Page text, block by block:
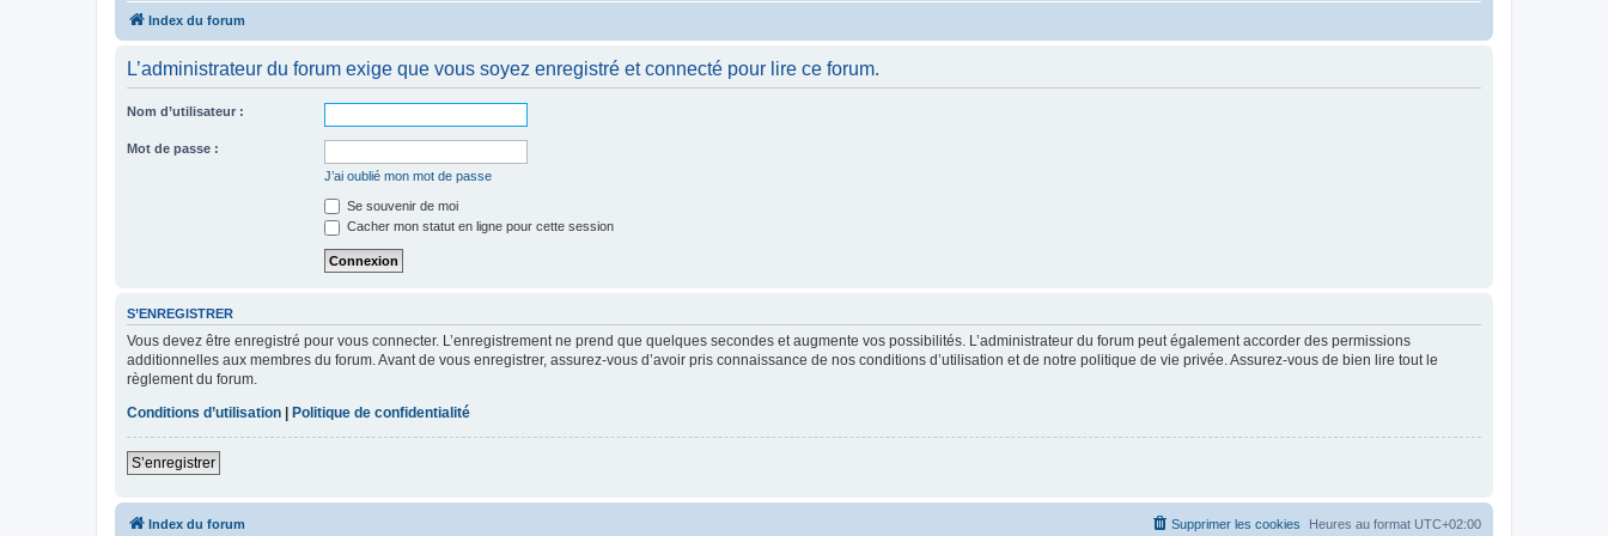
Index du forum
L’administrateur du forum exige que vous soyez enregistré et connecté pour lire ce forum.
Nom d’utilisateur :
Mot de passe :
J’ai oublié mon mot de passe
Se souvenir de moi
Cacher mon statut en ligne pour cette session
S’ENREGISTRER
Vous devez être enregistré pour vous connecter. L’enregistrement ne prend que quelques secondes et augmente vos possibilités. L’administrateur du forum peut également accorder des permissions
additionnelles aux membres du forum. Avant de vous enregistrer, assurez-vous d’avoir pris connaissance de nos conditions d’utilisation et de notre politique de vie privée. Assurez-vous de bien lire tout le
règlement du forum.
Conditions d’utilisation
Politique de confidentialité
S’enregistrer
Index du forum Heures au format UTC+02:00
Supprimer les cookies